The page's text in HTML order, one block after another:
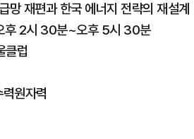
재편과 한국 에너지 전략의 재설계
2시 30분~오후 5시 30분
클럽
원자력